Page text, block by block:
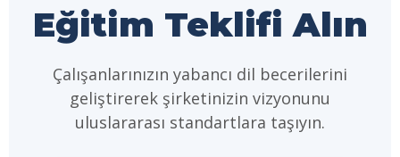
Eğitim Teklifi Alın
Çalışanlarınızın yabancı dil becerilerini
geliştirerek şirketinizin vizyonunu
uluslararası standartlara taşıyın.